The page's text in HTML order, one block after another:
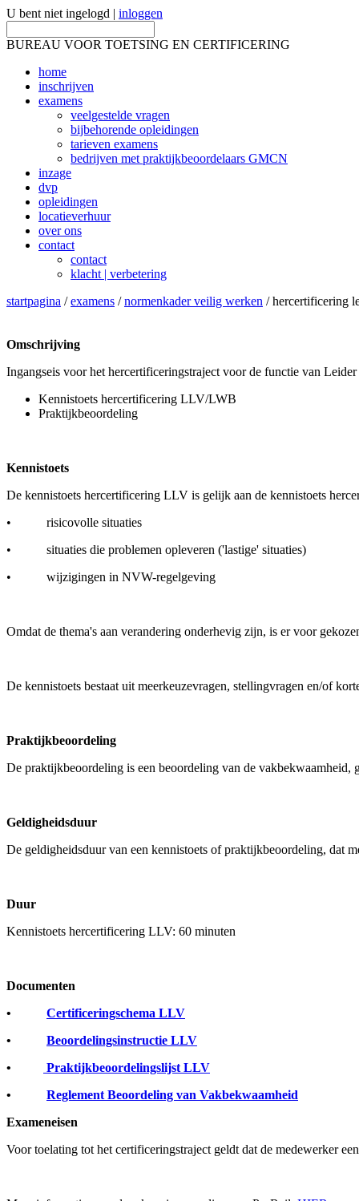
U bent niet ingelogd | inloggen
BUREAU VOOR TOETSING EN CERTIFICERING
home
inschrijven
examens
veelgestelde vragen
bijbehorende opleidingen
tarieven examens
bedrijven met praktijkbeoordelaars GMCN
inzage
dvp
opleidingen
locatieverhuur
over ons
contact
contact
klacht | verbetering
startpagina /examens /normenkader veilig werken / hercertificering
Omschrijving
Ingangseis voor het hercertificeringstraject voor de functie van
Kennistoets hercertificering LLV/LWB
Praktijkbeoordeling
Kennistoets
De kennistoets hercertificering LLV is gelijk aan de kennistoets
• risicovolle situaties
• situaties die problemen opleveren ('lastige' situaties)
• wijzigingen in NVW-regelgeving
Omdat de thema's aan verandering onderhevig zijn, is er voor
De kennistoets bestaat uit meerkeuzevragen, stellingvragen en/of
Praktijkbeoordeling
De praktijkbeoordeling is een beoordeling van de
Geldigheidsduur
De geldigheidsduur van een kennistoets of praktijkbeoordeling, dat
Duur
Kennistoets hercertificering LLV: 60 minuten
Documenten
•
Certificeringschema LLV
• Beoordelingsinstructie LLV
•
Praktijkbeoordelingslijst LLV
• Reglement Beoordeling van Vakbekwaamheid
Exameneisen
Voor toelating tot het certificeringstraject geldt dat de medewerker